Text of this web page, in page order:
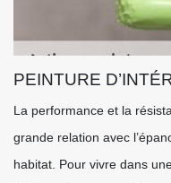
PEINTURE
La performance et la
grande relation avec
habitat. Pour vivre dans